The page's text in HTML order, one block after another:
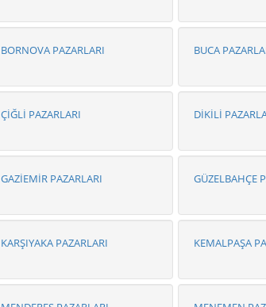
BORNOVA PAZARLARI BUCA
ÇİĞLİ PAZARLARI DİKİLİ
GAZİEMİR PAZARLARI GÜZELBAHÇE
KARŞIYAKA PAZARLARI KEMALPAŞA